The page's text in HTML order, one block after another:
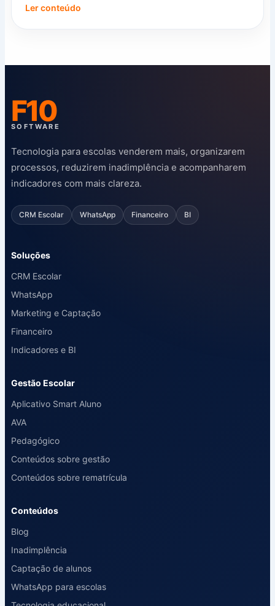
Ler conteúdo
F10
SOFTWARE
Tecnologia para escolas venderem mais, organizarem
processos, reduzirem inadimplência e acompanharem
indicadores com mais clareza.
CRM Escolar WhatsApp Financeiro BI
Soluções
CRM Escolar
WhatsApp
Marketing e Captação
Financeiro
Indicadores e BI
Gestão Escolar
Aplicativo Smart Aluno
AVA
Pedagógico
Conteúdos sobre gestão
Conteúdos sobre rematrícula
Conteúdos
Blog
Inadimplência
Captação de alunos
WhatsApp para escolas